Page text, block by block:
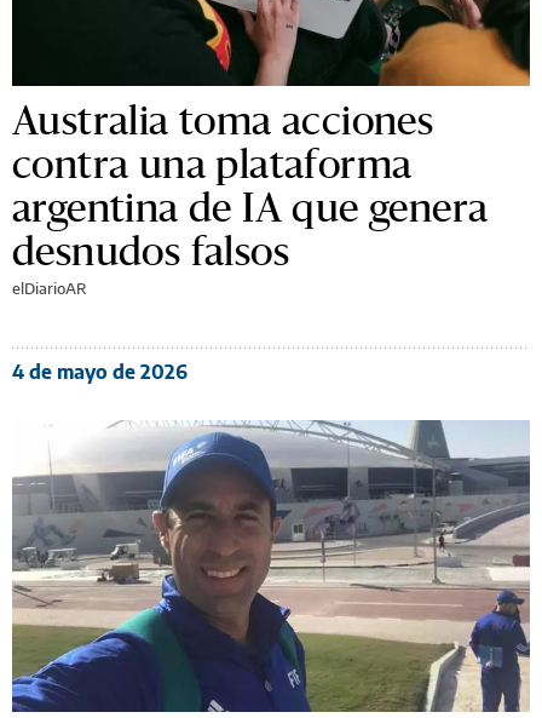
Australia toma acciones
contra una plataforma
argentina de IA que genera
desnudos falsos
elDiarioAR
4 de mayo de 2026